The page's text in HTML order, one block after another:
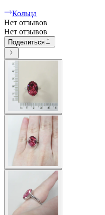
Кольца
Нет отзывов
Нет отзывов
Поделиться